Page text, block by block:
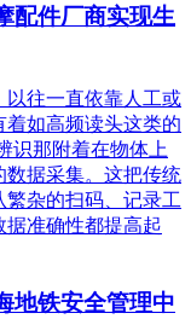
配件厂商实现生
以往一直依靠人工或
如高频读头这类的
识那附着在物体上
数据采集。这把传统
杂的扫码、记录工
准确性都提高起
地铁安全管理中